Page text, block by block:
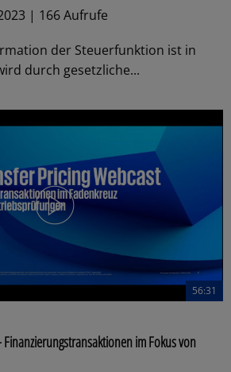
| 166 Aufrufe
der Steuerfunktion ist in
durch gesetzliche...
56:31
im Fokus von